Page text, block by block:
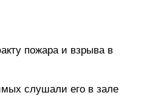
пожара и взрыва в
слушали его в зале